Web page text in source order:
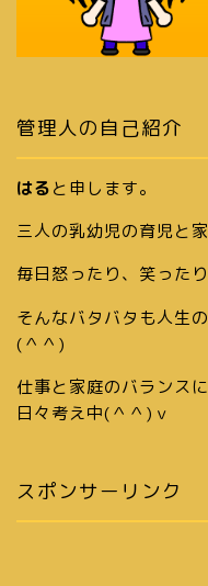
管理人の自己紹介
はると申します。
三人の乳幼児の育児と
毎日怒ったり、笑った
そんなバタバタも人生
(＾＾)
仕事と家庭のバランス
日々考え中(＾＾)ｖ
スポンサーリンク